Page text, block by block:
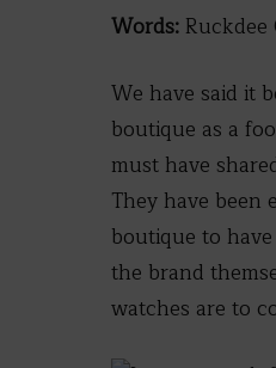
Words:
We have said it
boutique as a
must have
They have been
boutique to
the brand
watches are to